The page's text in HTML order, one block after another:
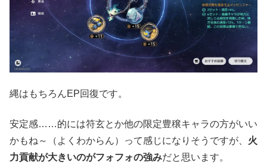
縄はもちろんEP回復です。
安定感……的には符玄とか他の限定豊穣キャラの方がいい
かもね～（よくわからん）って感じになりそうですが、 火
力貢献が大きいのがフォフォの強みだと思います。